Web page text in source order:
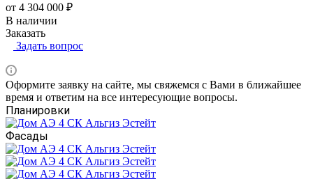
от 4 304 000 ₽
В наличии
Заказать
Задать вопрос
Оформите заявку на сайте, мы свяжемся с Вами в ближайшее
время и ответим на все интересующие вопросы.
Планировки
Фасады